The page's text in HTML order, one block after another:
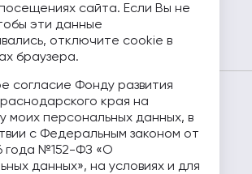
Мамапредприниматель.рф
8 (800) 707-07-11
сайта. Если Вы не
эти данные
отключите cookie в
браузера.
согласие Фонду развития
края на
моих персональных данных, в
с Федеральным законом от
года №152-ФЗ «О
данных», на условиях и для